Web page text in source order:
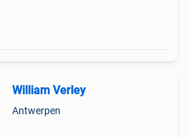
William Verley
Antwerpen